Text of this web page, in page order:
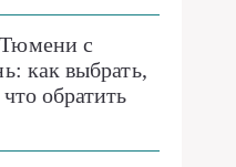
с
как выбрать,
обратить